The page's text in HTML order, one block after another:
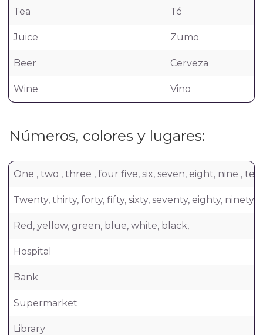
Tea Té
Juice Zumo
Beer Cerveza
Wine Vino
Números, colores y lugares:
One , two , three , four five, six, seven, eight, nine ,
Twenty, thirty, forty, fifty, sixty, seventy, eighty,
Red, yellow, green, blue, white, black,
Hospital
Bank
Supermarket
Library